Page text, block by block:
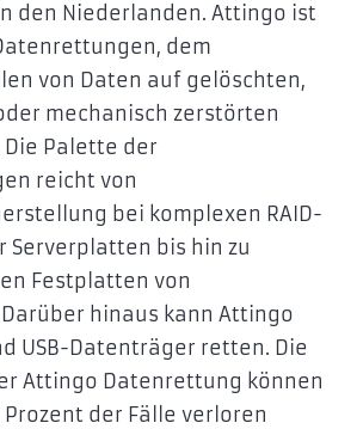
den Niederlanden. Attingo ist
dem
von Daten auf gelöschten,
mechanisch zerstörten
Palette der
reicht von
bei komplexen RAID-
Serverplatten bis hin zu
Festplatten von
hinaus kann Attingo
USB-Datenträger retten. Die
Attingo Datenrettung können
der Fälle verloren